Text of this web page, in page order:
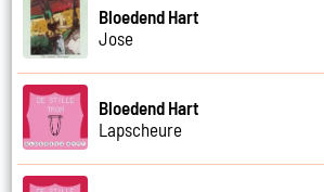
Bloedend Hart
Jose
Bloedend Hart
Lapscheure